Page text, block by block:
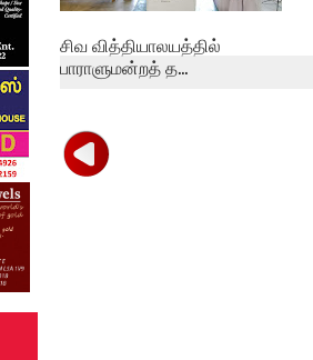
சிவ வித்தியாலயத்தில்
பாராளுமன்றத் த...